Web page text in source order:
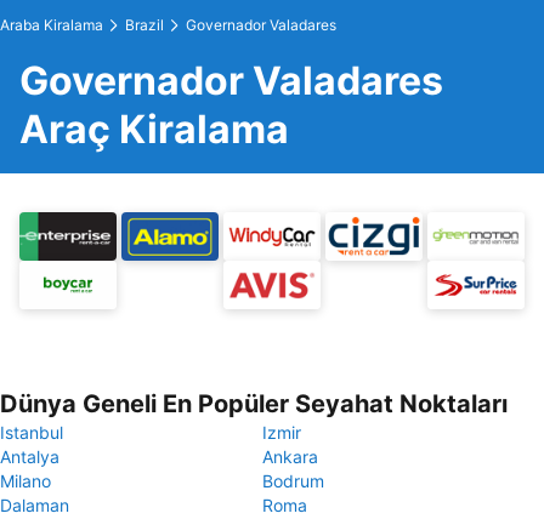
Araba Kiralama Brazil Governador Valadares
Governador Valadares
Araç Kiralama
Dünya Geneli En Popüler Seyahat Noktaları
Istanbul
Izmir
Antalya
Ankara
Milano
Bodrum
Dalaman
Roma